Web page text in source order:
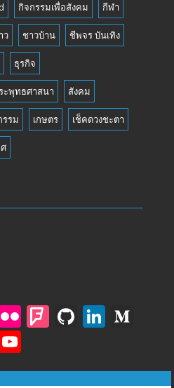
กิจกรรมเพื่อสังคม กีฬา
ว ชาวบ้าน ชีพจร บันเทิง
ธุรกิจ
ะพุทธศาสนา สังคม
รม เกษตร เช็คดวงชะตา
Fli F Gi Li
o